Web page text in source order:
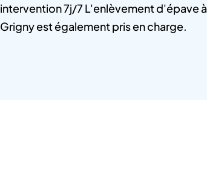
intervention 7j/7 L'enlèvement d'épave à
Grigny est également pris en charge.